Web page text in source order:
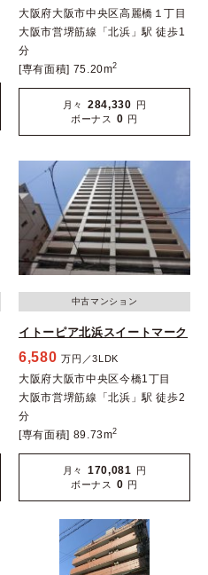
大阪府大阪市中央区高麗橋１丁目
大阪市営堺筋線「北浜」駅 徒歩1
分
[専有面積] 75.20m2
月々 284,330 円
ボーナス
0 円
中古マンション
イトーピア北浜スイートマーク
6,580 万円／3LDK
大阪府大阪市中央区今橋1丁目
大阪市営堺筋線「北浜」駅 徒歩2
分
[専有面積] 89.73m2
月々 170,081
円
ボーナス
0 円